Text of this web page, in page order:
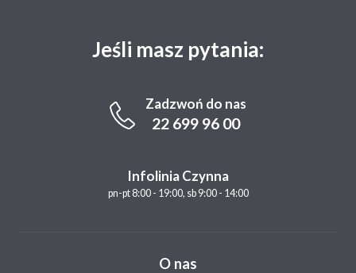
Jeśli masz pytania:
Zadzwoń do nas
22 699 96 00
Infolinia Czynna
pn-pt 8:00 - 19:00, sb 9:00 - 14:00
O nas